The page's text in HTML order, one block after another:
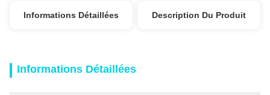
Informations Détaillées Description Du Produit
Informations Détaillées